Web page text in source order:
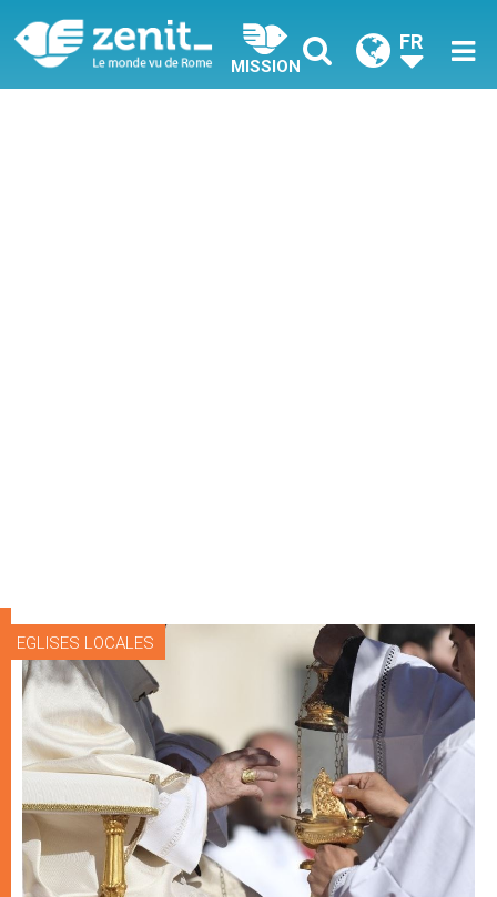
MISSION
FR
EGLISES LOCALES